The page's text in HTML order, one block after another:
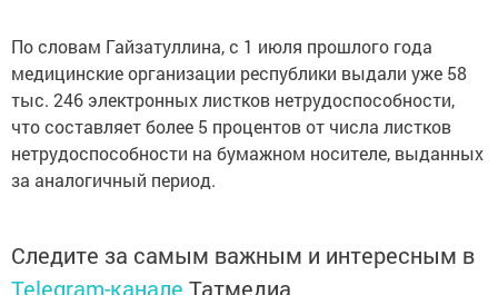
По словам Гайзатуллина, с 1 июля прошлого года
медицинские организации республики выдали уже 58
тыс. 246 электронных листков нетрудоспособности,
что составляет более 5 процентов от числа листков
нетрудоспособности на бумажном носителе, выданных
за аналогичный период.
Следите за самым важным и интересным в
Telegram-канале Татмедиа